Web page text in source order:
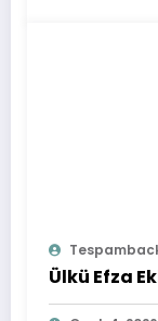
Ülkü Efza